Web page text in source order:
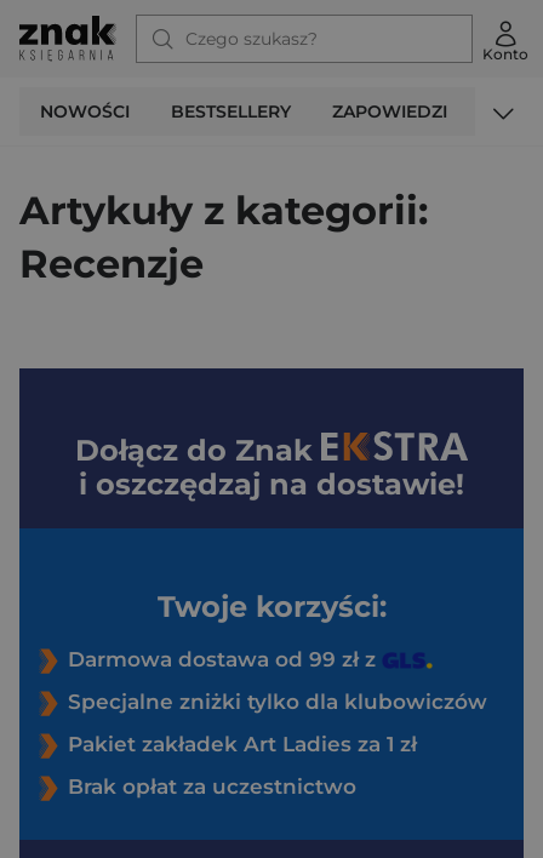
Konto
NOWOŚCI BESTSELLERY ZAPOWIEDZI
Artykuły z kategorii:
Recenzje
Dołącz do Znak
i oszczędzaj na dostawie!
Twoje korzyści:
Darmowa dostawa od 99 zł z
Specjalne zniżki tylko dla klubowiczów
Pakiet zakładek Art Ladies za 1 zł
Brak opłat za uczestnictwo